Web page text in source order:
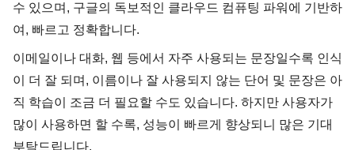
수 있으며, 구글의 독보적인 클라우드 컴퓨팅 파워에 기반하
여, 빠르고 정확합니다.
이메일이나 대화, 웹 등에서 자주 사용되는 문장일수록 인식
이 더 잘 되며, 이름이나 잘 사용되지 않는 단어 및 문장은 아
직 학습이 조금 더 필요할 수도 있습니다. 하지만 사용자가
많이 사용하면 할 수록, 성능이 빠르게 향상되니 많은 기대
부탁드립니다.